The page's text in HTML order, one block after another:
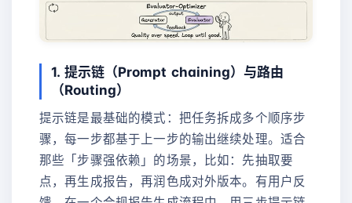
1. 提示链（Prompt chaining）与路由
（Routing）
提示链是最基础的模式：把任务拆成多个顺序步
骤，每一步都基于上一步的输出继续处理。适合
那些「步骤强依赖」的场景，比如：先抽取要
点，再生成报告，再润色成对外版本。有用户反